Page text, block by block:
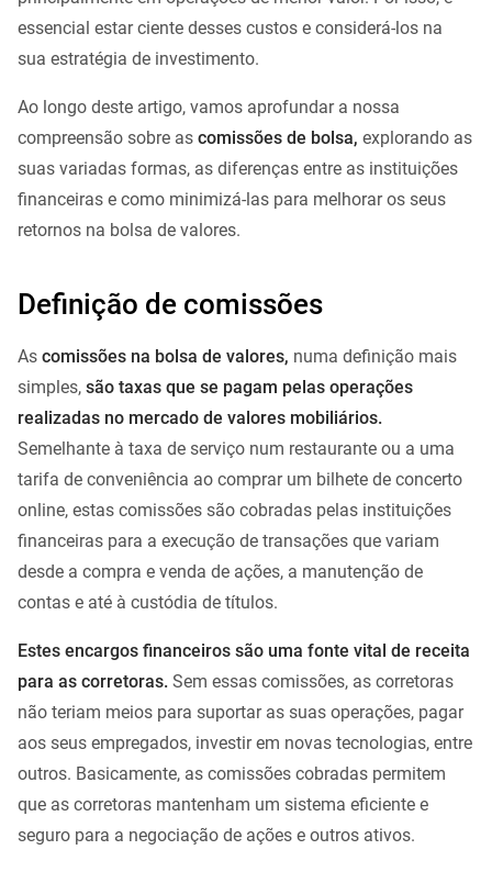
essencial estar ciente desses custos e considerá-los na
sua estratégia de investimento.
Ao longo deste artigo, vamos aprofundar a nossa
compreensão sobre as comissões de bolsa, explorando as
suas variadas formas, as diferenças entre as instituições
financeiras e como minimizá-las para melhorar os seus
retornos na bolsa de valores.
Definição de comissões
As comissões na bolsa de valores, numa definição mais
simples, são taxas que se pagam pelas operações
realizadas no mercado de valores mobiliários.
Semelhante à taxa de serviço num restaurante ou a uma
tarifa de conveniência ao comprar um bilhete de concerto
online, estas comissões são cobradas pelas instituições
financeiras para a execução de transações que variam
desde a compra e venda de ações, a manutenção de
contas e até à custódia de títulos.
Estes encargos financeiros são uma fonte vital de receita
para as corretoras. Sem essas comissões, as corretoras
não teriam meios para suportar as suas operações, pagar
aos seus empregados, investir em novas tecnologias, entre
outros. Basicamente, as comissões cobradas permitem
que as corretoras mantenham um sistema eficiente e
seguro para a negociação de ações e outros ativos.